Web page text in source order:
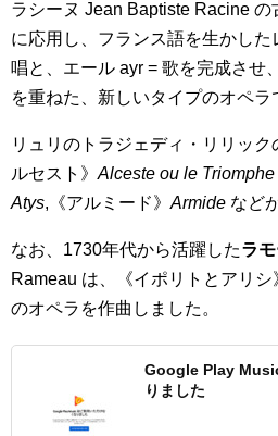
ラシーヌ Jean Baptiste Racine
に応用し、フランス語を生かした
唱と、エール ayr = 歌を完成させ
を重ねた、新しいタイプのオペラ
リュリのトラジェディ・リリッ
ルセスト》 Alceste ou le Triomphe
Atys,《アルミード》 Armide など
なお、1730年代から活躍したラ
Rameau は、《イポリトとアリシ
のオペラを作曲しました。
Google Play
りました